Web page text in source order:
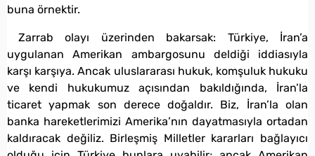
buna örnektir.
Zarrab olayı üzerinden bakarsak: Türkiye, İran’a
uygulanan Amerikan ambargosunu deldiği iddiasıyla
karşı karşıya. Ancak uluslararası hukuk, komşuluk hukuku
ve kendi hukukumuz açısından bakıldığında, İran’la
ticaret yapmak son derece doğaldır. Biz, İran’la olan
banka hareketlerimizi Amerika’nın dayatmasıyla ortadan
kaldıracak değiliz. Birleşmiş Milletler kararları bağlayıcı